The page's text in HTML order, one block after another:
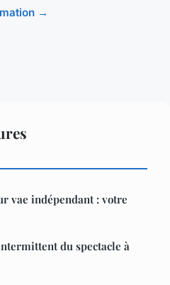
→
vae indépendant : votre
du spectacle à